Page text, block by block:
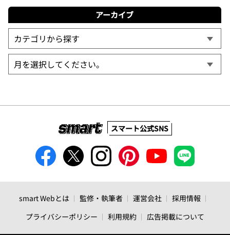
アーカイブ
スマート公式SNS
smart Webとは 監修・執筆者 運営会社
採用情報
プライバシーポリシー
利用規約 広告掲載について